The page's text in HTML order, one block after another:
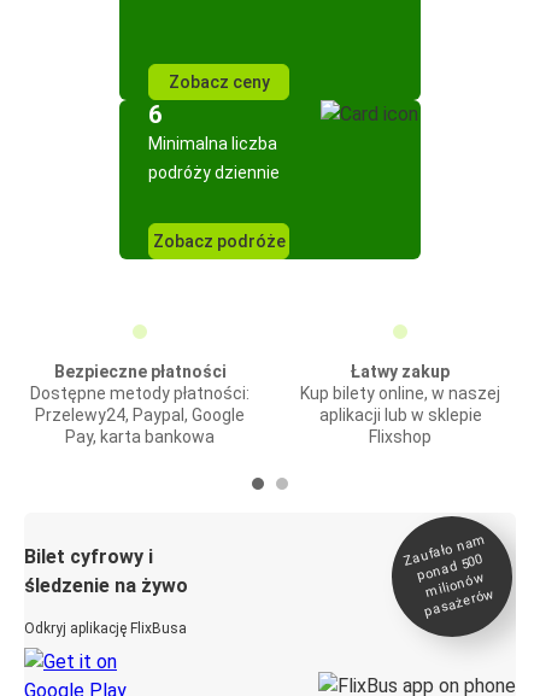
Zobacz ceny
6
Minimalna liczba
podróży dziennie
Zobacz podróże
Bezpieczne płatności
Dostępne metody płatności:
Przelewy24, Paypal, Google
Pay, karta bankowa
Łatwy zakup
Kup bilety online, w naszej
aplikacji lub w sklepie
Flixshop
Bilet cyfrowy i
śledzenie na żywo
Odkryj aplikację FlixBusa
Zaufało na
m
ponad 500
milionó
w
pasażeró
w